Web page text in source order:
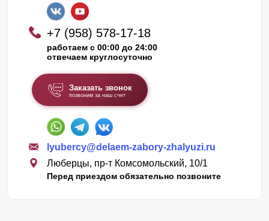
+7 (958) 578-17-18
работаем с 00:00 до 24:00
отвечаем круглосуточно
Заказать звонок
позвоним за наш счет
lyubercy@delaem-zabory-zhalyuzi.ru
Люберцы, пр-т Комсомольский, 10/1
Перед приездом обязательно позвоните